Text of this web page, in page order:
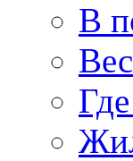
В